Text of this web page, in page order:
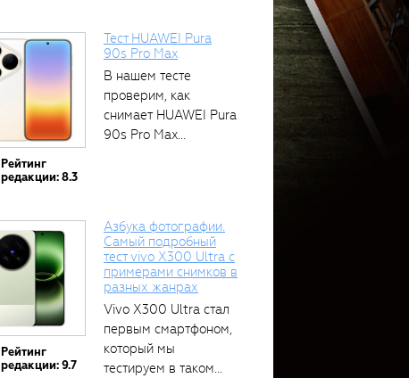
Рейтинг
редакции: 8.3
Тест HUAWEI Pura
90s Pro Max
В нашем тесте
проверим, как
снимает HUAWEI Pura
90s Pro Max...
Рейтинг
редакции: 9.7
Азбука фотографии.
Самый подробный
тест vivo X300 Ultra с
примерами снимков в
разных жанрах
Vivo X300 Ultra стал
первым смартфоном,
который мы
тестируем в таком...